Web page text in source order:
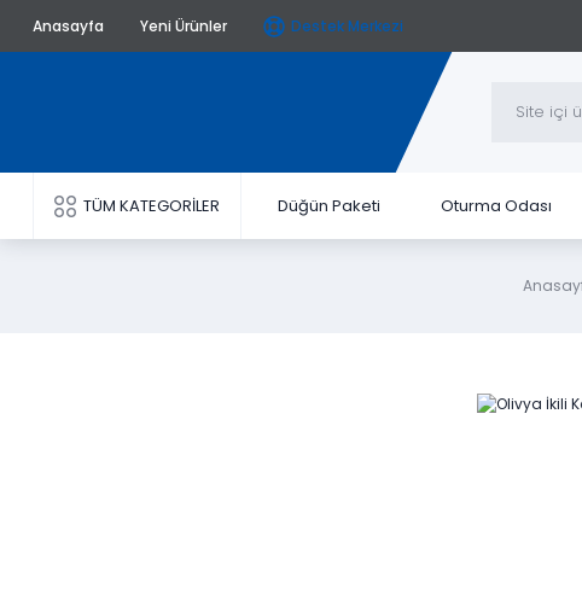
Anasayfa Yeni Ürünler Destek Merkezi
TÜM KATEGORİLER Düğün Paketi Oturma Odası